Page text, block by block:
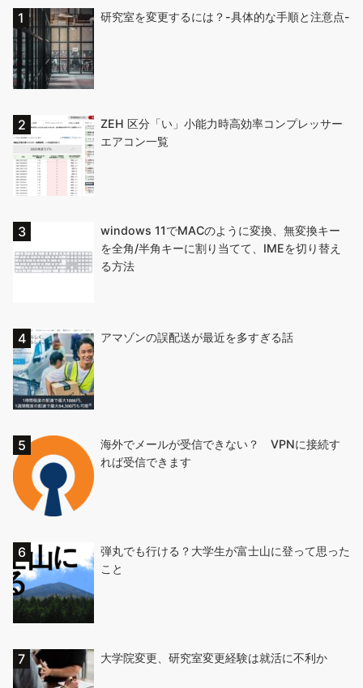
研究室を変更するには？-具体的な手順と注意点-
ZEH 区分「い」小能力時高効率コンプレッサー
エアコン一覧
windows 11でMACのように変換、無変換キー
を全角/半角キーに割り当てて、IMEを切り替え
る方法
アマゾンの誤配送が最近を多すぎる話
海外でメールが受信できない？ VPNに接続す
れば受信できます
弾丸でも行ける？大学生が富士山に登って思った
こと
大学院変更、研究室変更経験は就活に不利か